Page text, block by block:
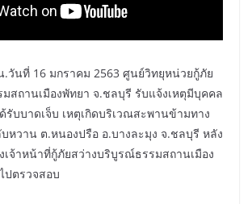
.วันที่ 16 มกราคม 2563 ศูนย์วิทยุหน่วยกู้ภัย
สถานเมืองพัทยา จ.ชลบุรี รับแจ้งเหตุมีบุคคล
บบาดเจ็บ เหตุเกิดบริเวณสะพานข้ามทาง
หวาน ต.หนองปรือ อ.บางละมุง จ.ชลบุรี หลัง
เจ้าหน้าที่กู้ภัยสว่างบริบูรณ์ธรรมสถานเมือง
ปตรวจสอบ